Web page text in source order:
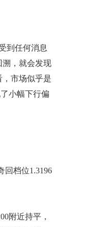
到任何消息
溯，就会发现
市场似乎是
小幅下行偏
档位1.3196
附近持平，